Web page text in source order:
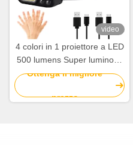
video
4 colori in 1 proiettore a LED
500 lumens Super luminoso
sensore di movimento
Ottenga il migliore
prezzo